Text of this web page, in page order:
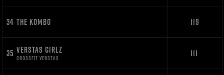
34 THE KOMBO 119
35 VERSTAS GIRLZ
CROSSFIT VERSTAS 111